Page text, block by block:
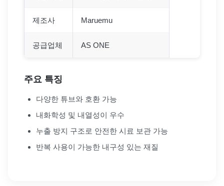
제조사 Maruemu
공급업체 AS ONE
주요 특징
다양한 튜브와 호환 가능
내화학성 및 내열성이 우수
누출 방지 구조로 안전한 시료 보관 가능
반복 사용이 가능한 내구성 있는 재질